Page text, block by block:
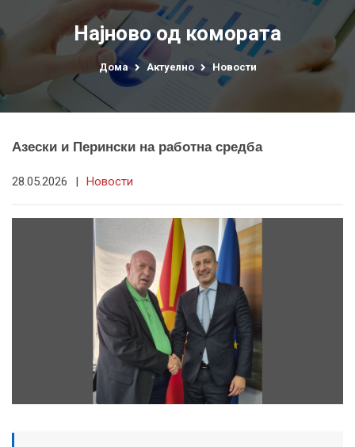
Најново од комората
Дома Актуелно Новости
Азески и Перински на работна средба
28.05.2026 | Новости